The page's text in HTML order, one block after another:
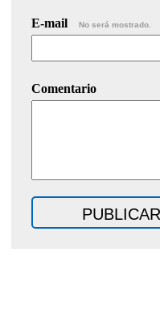
E-mail No será mostrado.
Comentario